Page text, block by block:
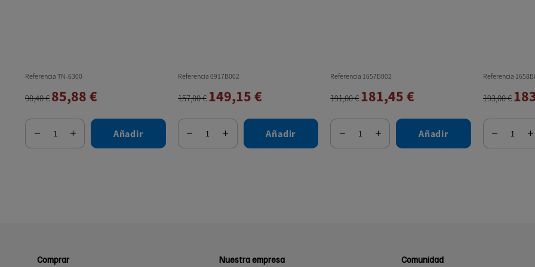
Referencia TN-6300
90,40 € 85,88 €
Añadir
Referencia 0917B002
157,00 € 149,15 €
Añadir
Referencia 1657B002
191,00 € 181,45 €
Añadir
Referencia
193,00 €
Comprar Nuestra empresa Comunidad